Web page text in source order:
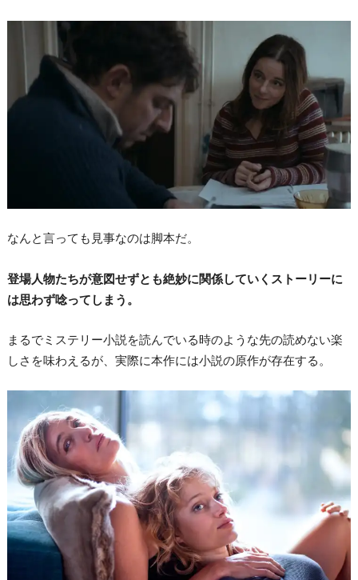
なんと言っても見事なのは脚本だ。
登場人物たちが意図せずとも絶妙に関係していくストーリーに
は思わず唸ってしまう。
まるでミステリー小説を読んでいる時のような先の読めない楽
しさを味わえるが、実際に本作には小説の原作が存在する。